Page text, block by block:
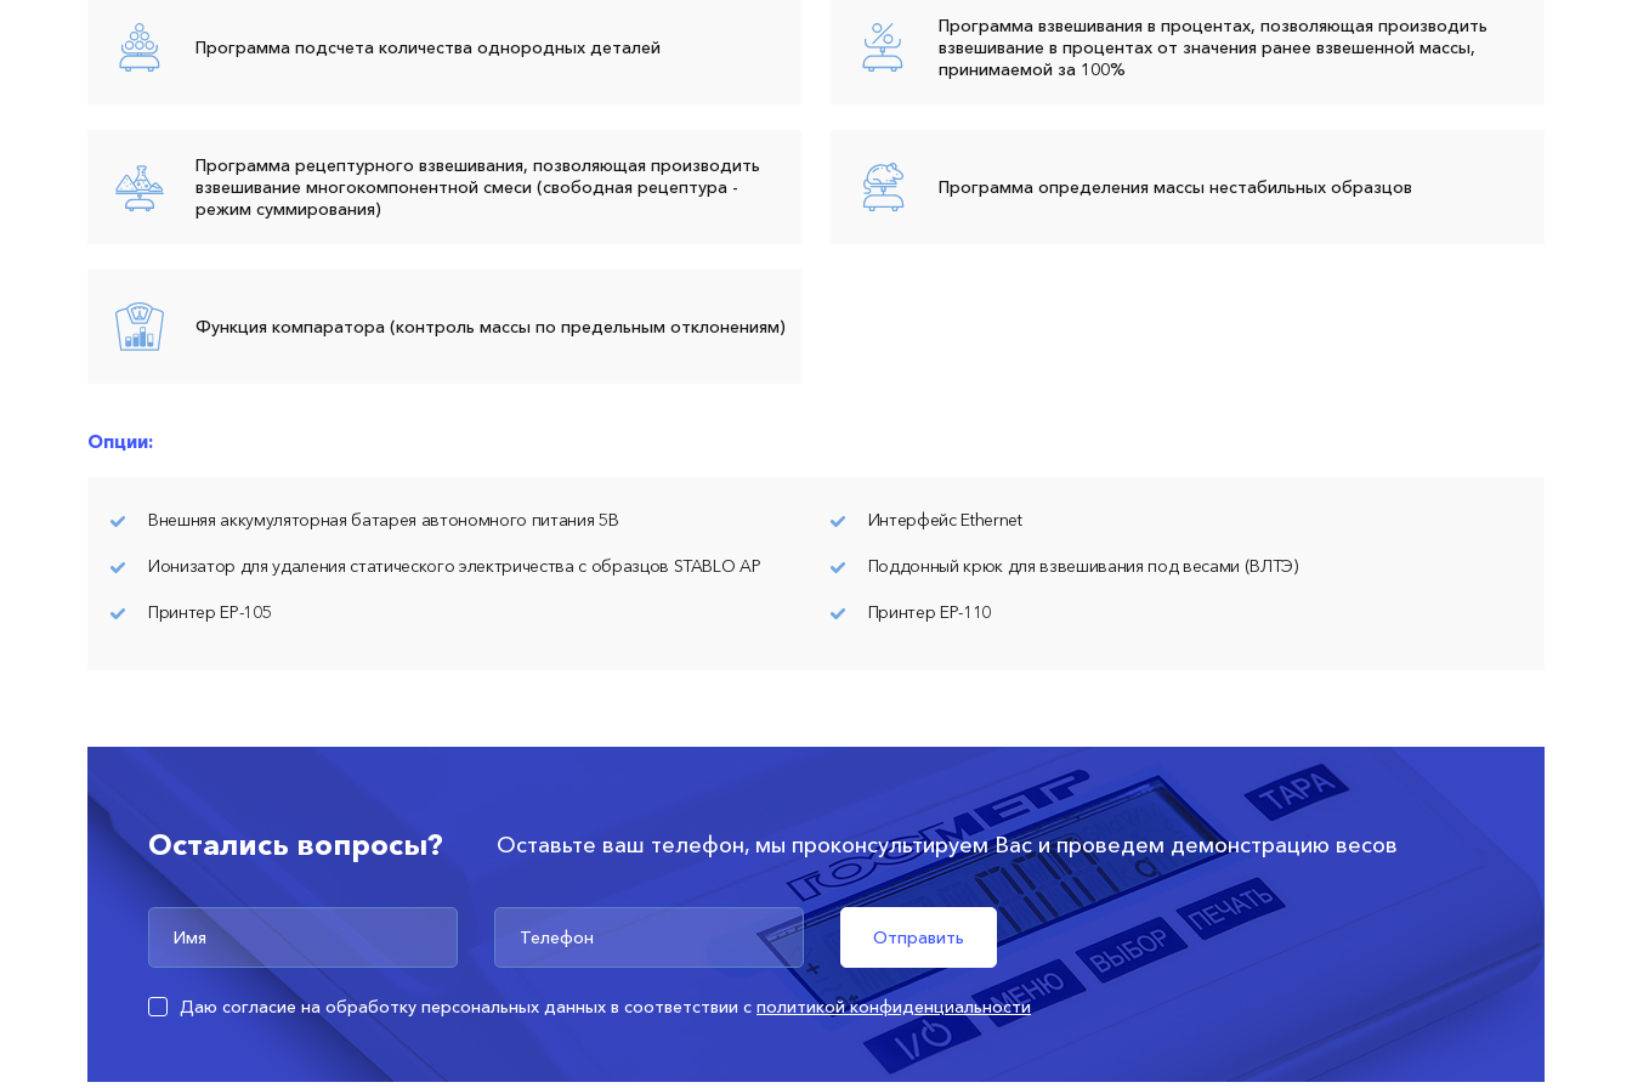
Программа подсчета количества однородных деталей
Программа взвешивания в процентах, позволяющая производить
взвешивание в процентах от значения ранее взвешенной массы,
принимаемой за 100%
Программа рецептурного взвешивания, позволяющая производить
взвешивание многокомпонентной смеси (свободная рецептура -
режим суммирования)
Программа определения массы нестабильных образцов
Функция компаратора (контроль массы по предельным отклонениям)
Опции:
Внешняя аккумуляторная батарея автономного питания 5В Интерфейс Ethernet
Ионизатор для удаления статического электричества с образцов STABLO AP Поддонный крюк для взвешивания под весами (ВЛТЭ)
Принтер ЕР-105 Принтер ЕР-110
Остались вопросы? Оставьте ваш телефон, мы проконсультируем Вас и проведем демонстрацию весов
Даю согласие на обработку персональных данных в соответствии с политикой конфиденциальности